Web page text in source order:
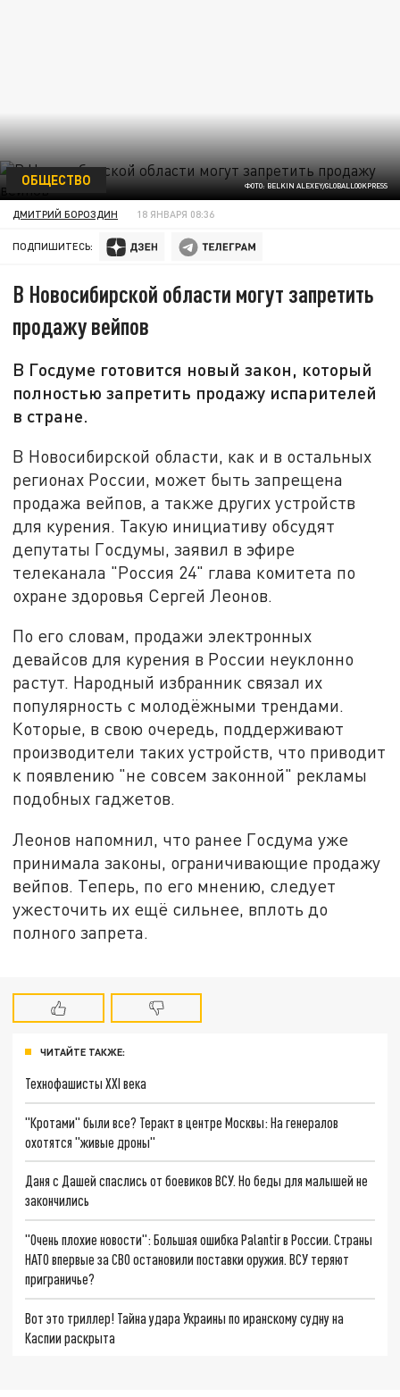
ФОТО: BELKIN ALEXEY/GLOBALLOOKPRESS
ОБЩЕСТВО
ДМИТРИЙ БОРОЗДИН 18 ЯНВАРЯ 08:36
ПОДПИШИТЕСЬ:
В Новосибирской области могут запретить
продажу вейпов
В Госдуме готовится новый закон, который
полностью запретить продажу испарителей
в стране.
В Новосибирской области, как и в остальных
регионах России, может быть запрещена
продажа вейпов, а также других устройств
для курения. Такую инициативу обсудят
депутаты Госдумы, заявил в эфире
телеканала "Россия 24" глава комитета по
охране здоровья Сергей Леонов.
По его словам, продажи электронных
девайсов для курения в России неуклонно
растут. Народный избранник связал их
популярность с молодёжными трендами.
Которые, в свою очередь, поддерживают
производители таких устройств, что приводит
к появлению "не совсем законной" рекламы
подобных гаджетов.
Леонов напомнил, что ранее Госдума уже
принимала законы, ограничивающие продажу
вейпов. Теперь, по его мнению, следует
ужесточить их ещё сильнее, вплоть до
полного запрета.
ЧИТАЙТЕ ТАКЖЕ:
Технофашисты XXI века
"Кротами" были все? Теракт в центре Москвы: На генералов
охотятся "живые дроны"
Даня с Дашей спаслись от боевиков ВСУ. Но беды для малышей не
закончились
"Очень плохие новости": Большая ошибка Palantir в России. Страны
НАТО впервые за СВО остановили поставки оружия. ВСУ теряют
приграничье?
Вот это триллер! Тайна удара Украины по иранскому судну на
Каспии раскрыта